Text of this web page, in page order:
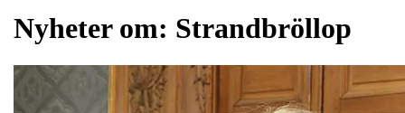
Nyheter om: Strandbröllop